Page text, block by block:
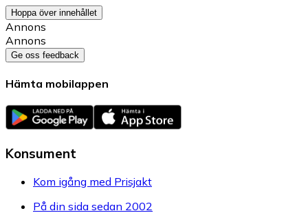
Hoppa över innehållet
Annons
Annons
Ge oss feedback
Hämta mobilappen
Konsument
Kom igång med Prisjakt
På din sida sedan 2002